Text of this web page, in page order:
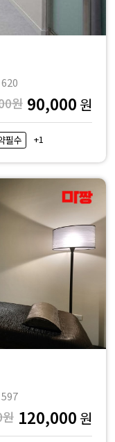
620
원 90,000 원
필수 +1
597
120,000 원